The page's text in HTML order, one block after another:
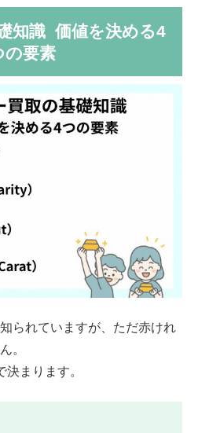
知識 価値を決める4
の要素
られていますが、ただ赤けれ
。
まります。